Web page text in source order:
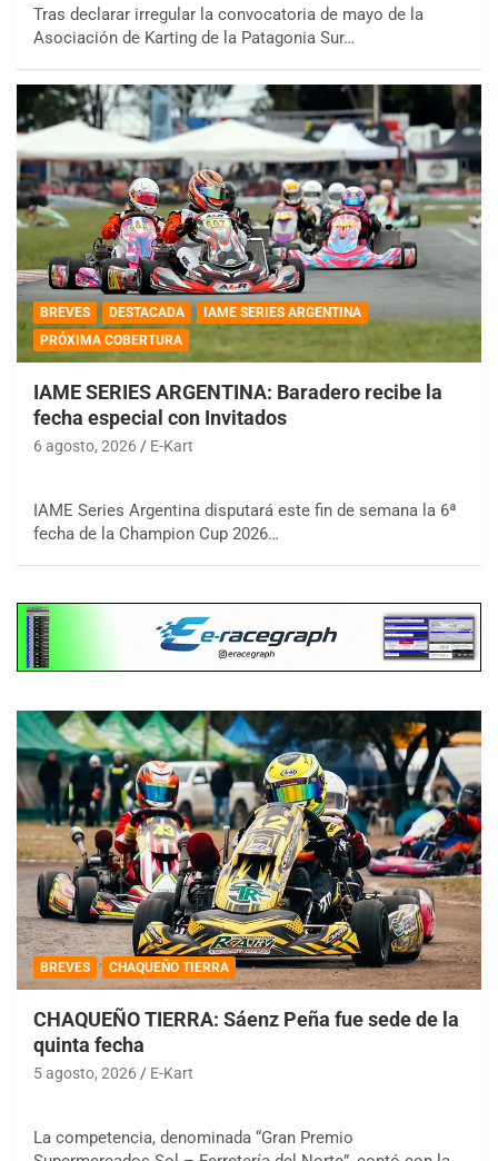
Tras declarar irregular la convocatoria de mayo de la
Asociación de Karting de la Patagonia Sur…
BREVES DESTACADA
IAME SERIES ARGENTINA
PRÓXIMA COBERTURA
IAME SERIES ARGENTINA: Baradero recibe la
fecha especial con Invitados
6 agosto, 2026 E-Kart
IAME Series Argentina disputará este fin de semana la 6ª
fecha de la Champion Cup 2026…
BREVES CHAQUEÑO TIERRA
CHAQUEÑO TIERRA: Sáenz Peña fue sede de la
quinta fecha
5 agosto, 2026 E-Kart
La competencia, denominada “Gran Premio